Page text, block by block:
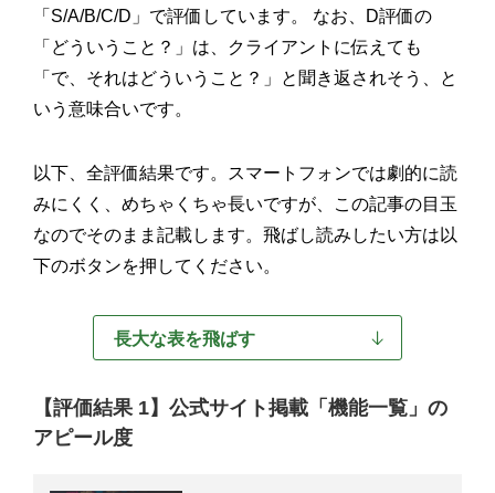
「S/A/B/C/D」で評価しています。 なお、D評価の
「どういうこと？」は、クライアントに伝えても
「で、それはどういうこと？」と聞き返されそう、と
いう意味合いです。
以下、全評価結果です。スマートフォンでは劇的に読
みにくく、めちゃくちゃ長いですが、この記事の目玉
なのでそのまま記載します。飛ばし読みしたい方は以
下のボタンを押してください。
長大な表を飛ばす
【評価結果 1】公式サイト掲載「機能一覧」の
アピール度